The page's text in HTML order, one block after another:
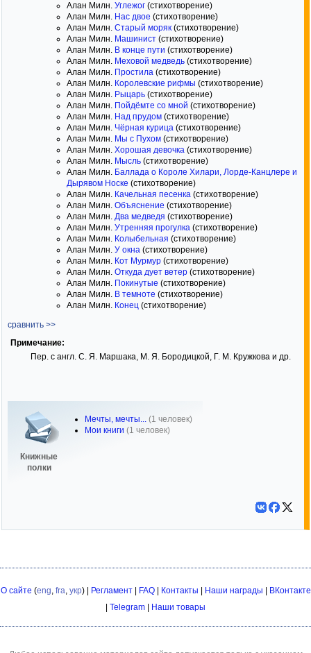
Алан Милн. Углежог (стихотворение)
Алан Милн. Нас двое (стихотворение)
Алан Милн. Старый моряк (стихотворение)
Алан Милн. Машинист (стихотворение)
Алан Милн. В конце пути (стихотворение)
Алан Милн. Меховой медведь (стихотворение)
Алан Милн. Простила (стихотворение)
Алан Милн. Королевские рифмы (стихотворение)
Алан Милн. Рыцарь (стихотворение)
Алан Милн. Пойдёмте со мной (стихотворение)
Алан Милн. Над прудом (стихотворение)
Алан Милн. Чёрная курица (стихотворение)
Алан Милн. Мы с Пухом (стихотворение)
Алан Милн. Хорошая девочка (стихотворение)
Алан Милн. Мысль (стихотворение)
Алан Милн. Баллада о Короле Хилари, Лорде-Канцлере и
Дырявом Носке (стихотворение)
Алан Милн. Качельная песенка (стихотворение)
Алан Милн. Объяснение (стихотворение)
Алан Милн. Два медведя (стихотворение)
Алан Милн. Утренняя прогулка (стихотворение)
Алан Милн. Колыбельная (стихотворение)
Алан Милн. У окна (стихотворение)
Алан Милн. Кот Мурмур (стихотворение)
Алан Милн. Откуда дует ветер (стихотворение)
Алан Милн. Покинутые (стихотворение)
Алан Милн. В темноте (стихотворение)
Алан Милн. Конец (стихотворение)
сравнить >>
Примечание:
Пер. с англ. С. Я. Маршака, М. Я. Бородицкой, Г. М. Кружкова и др.
Книжные
полки
Мечты, мечты... (1 человек)
Мои книги (1 человек)
О сайте (eng, fra, укр) | Регламент| FAQ| Контакты Наши награды
ВКонтакте
Telegram Наши товары